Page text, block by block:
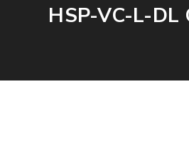
HSP-VC-L-DL